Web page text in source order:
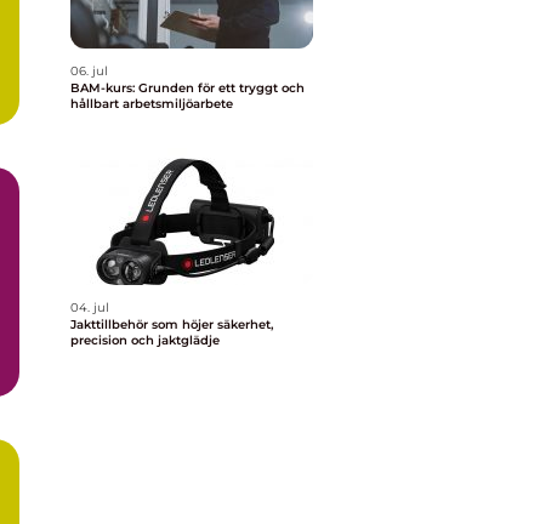
06. jul
BAM-kurs: Grunden för ett tryggt och
hållbart arbetsmiljöarbete
04. jul
Jakttillbehör som höjer säkerhet,
precision och jaktglädje